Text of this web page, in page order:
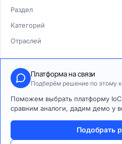
Раздел
Категорий
Отраслей
Платформа на связи
Подберём решение по этому
Поможем выбрать платформу
сравним аналоги, дадим демо у
Подобрать